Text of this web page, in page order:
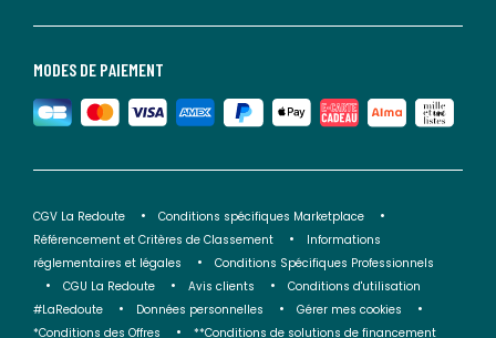
MODES DE PAIEMENT
CGV La Redoute
Conditions spécifiques Marketplace
Référencement et Critères de Classement
Informations
réglementaires et légales
Conditions Spécifiques Professionnels
CGU La Redoute
Avis clients
Conditions d'utilisation
#LaRedoute
Données personnelles
Gérer mes cookies
*Conditions des Offres
**Conditions de solutions de financement